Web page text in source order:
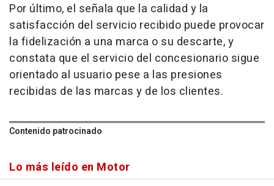
Por último, el señala que la calidad y la
satisfacción del servicio recibido puede provocar
la fidelización a una marca o su descarte, y
constata que el servicio del concesionario sigue
orientado al usuario pese a las presiones
recibidas de las marcas y de los clientes.
Contenido patrocinado
Lo más leído en Motor